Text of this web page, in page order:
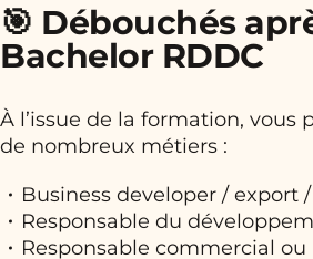
🎯 Débouchés
Bachelor RDDC
À l’issue de la formation, vous
de nombreux métiers :
Business developer / export
Responsable du
Responsable commercial